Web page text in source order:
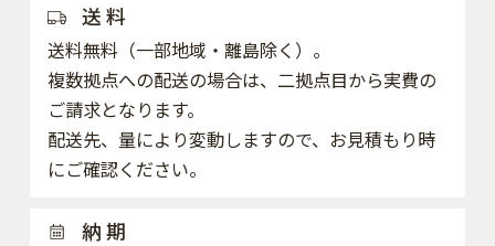
送 料
送料無料（一部地域・離島除く）。
複数拠点への配送の場合は、二拠点目から実費の
ご請求となります。
配送先、量により変動しますので、お見積もり時
にご確認ください。
納 期